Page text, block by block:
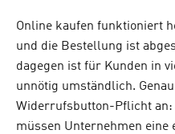
Online kaufen funktioniert
und die Bestellung ist
dagegen ist für Kunden in
unnötig umständlich.
Widerrufsbutton-Pflicht an:
müssen Unternehmen eine